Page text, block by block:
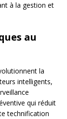
à la gestion et
au
la
intelligents,
qui réduit
technification